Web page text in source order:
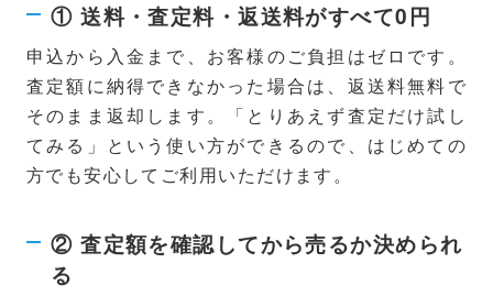
① 送料・査定料・返送料がすべて0円
申込から入金まで、お客様のご負担はゼロです。
査定額に納得できなかった場合は、返送料無料で
そのまま返却します。「とりあえず査定だけ試し
てみる」という使い方ができるので、はじめての
方でも安心してご利用いただけます。
② 査定額を確認してから売るか決められ
る